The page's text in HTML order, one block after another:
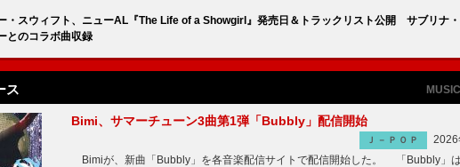
・スウィフト、ニューAL『The Life of a Showgirl』発売日＆トラックリスト公開 サブリナ
とのコラボ曲収録
ス
Bimi、サマーチューン3曲第1弾「Bubbly」配信開始
Ｊ－ＰＯＰ
2026
Bimiが、新曲「Bubbly」を各音楽配信サイトで配信開始した。 「Bubbly」